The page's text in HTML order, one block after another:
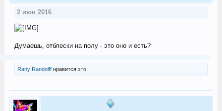
2 июн 2016
Думаешь, отблески на полу - это оно и есть?
Rany Randolffнравится это.